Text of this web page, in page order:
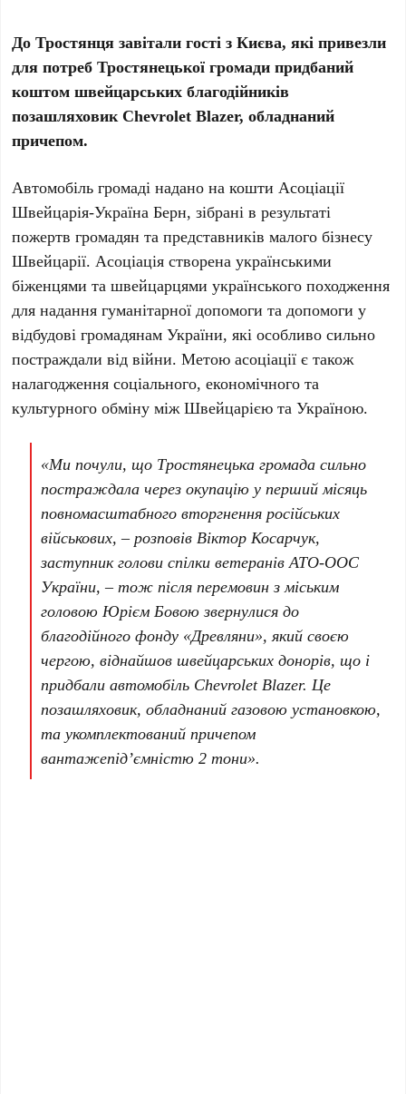
До Тростянця завітали гості з Києва, які привезли
для потреб Тростянецької громади придбаний
коштом швейцарських благодійників
позашляховик Chevrolet Blazer, обладнаний
причепом.
Автомобіль громаді надано на кошти Асоціації
Швейцарія-Україна Берн, зібрані в результаті
пожертв громадян та представників малого бізнесу
Швейцарії. Асоціація створена українськими
біженцями та швейцарцями українського походження
для надання гуманітарної допомоги та допомоги у
відбудові громадянам України, які особливо сильно
постраждали від війни. Метою асоціації є також
налагодження соціального, економічного та
культурного обміну між Швейцарією та Україною.
«Ми почули, що Тростянецька громада сильно
постраждала через окупацію у перший місяць
повномасштабного вторгнення російських
військових, – розповів Віктор Косарчук,
заступник голови спілки ветеранів АТО-ООС
України, – тож після перемовин з міським
головою Юрієм Бовою звернулися до
благодійного фонду «Древляни», який своєю
чергою, віднайшов швейцарських донорів, що і
придбали автомобіль Chevrolet Blazer. Це
позашляховик, обладнаний газовою установкою,
та укомплектований причепом
вантажепід’ємністю 2 тони».